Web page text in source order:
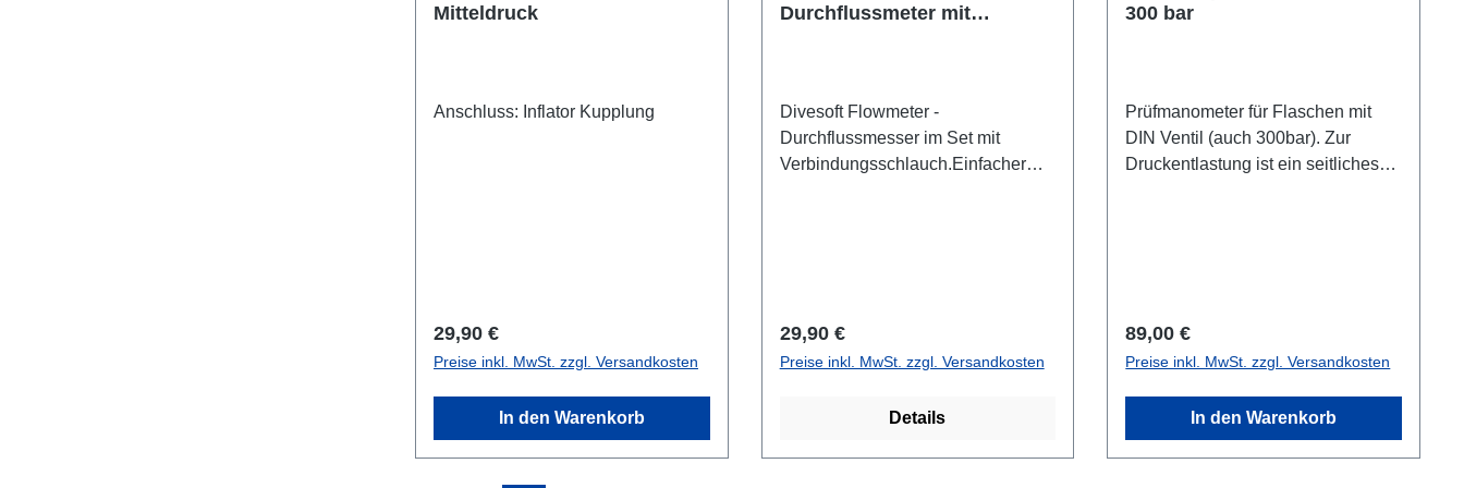
Mitteldruck
Anschluss: Inflator Kupplung
Regulärer Preis:
29,90 €
Preise inkl. MwSt. zzgl. Versandkosten
In den Warenkorb
Durchflussmeter mit
Divesoft Flowmeter -
Durchflussmesser im Set mit
Verbindungsschlauch.Einfacher
Regulärer Preis:
29,90 €
Preise inkl. MwSt. zzgl. Versandkosten
Details
300 bar
Prüfmanometer für Flaschen mit
DIN Ventil (auch 300bar). Zur
Druckentlastung ist ein seitliches
Regulärer Preis:
89,00 €
Preise inkl. MwSt. zzgl. Versandkosten
In den Warenkorb